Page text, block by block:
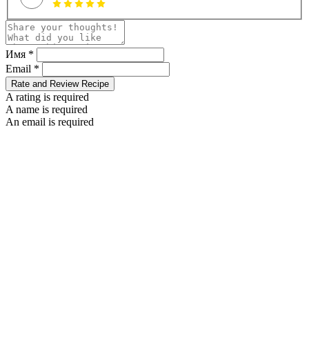
Имя *
Email *
Rate and Review Recipe
A rating is required
A name is required
An email is required